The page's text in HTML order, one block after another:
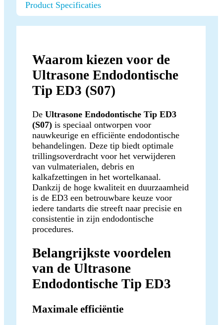
Product Specificaties
Waarom kiezen voor de
Ultrasone Endodontische
Tip ED3 (S07)
De Ultrasone Endodontische Tip ED3
(S07) is speciaal ontworpen voor
nauwkeurige en efficiënte endodontische
behandelingen. Deze tip biedt optimale
trillingsoverdracht voor het verwijderen
van vulmaterialen, debris en
kalkafzettingen in het wortelkanaal.
Dankzij de hoge kwaliteit en duurzaamheid
is de ED3 een betrouwbare keuze voor
iedere tandarts die streeft naar precisie en
consistentie in zijn endodontische
procedures.
Belangrijkste voordelen
van de Ultrasone
Endodontische Tip ED3
Maximale efficiëntie